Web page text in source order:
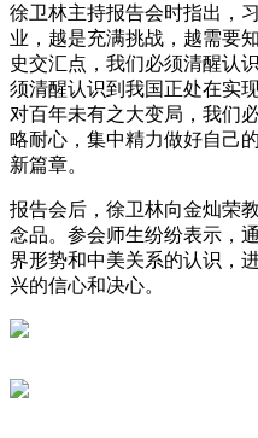
徐卫林主持报告会时指出，
业，越是充满挑战，越需要
史交汇点，我们必须清醒认
须清醒认识到我国正处在实
对百年未有之大变局，我们
略耐心，集中精力做好自己
新篇章。
报告会后，徐卫林向金灿荣
念品。参会师生纷纷表示，
界形势和中美关系的认识，
兴的信心和决心。